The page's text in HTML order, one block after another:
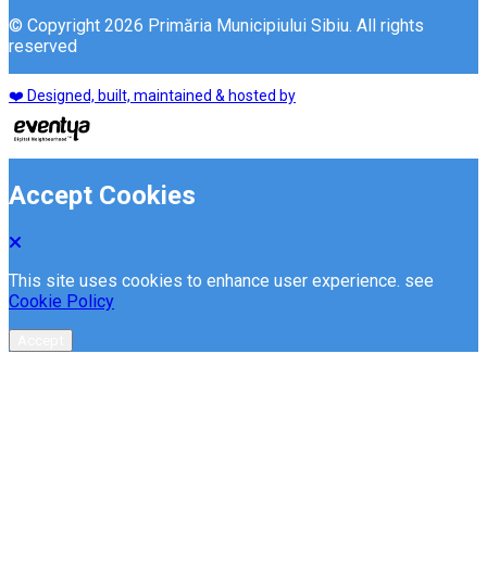
© Copyright 2026 Primăria Municipiului Sibiu. All rights
reserved
❤️ Designed, built, maintained & hosted by
Accept Cookies
This site uses cookies to enhance user experience. see
Cookie Policy